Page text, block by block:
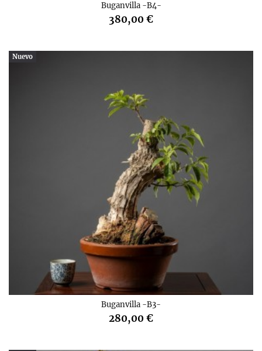
Buganvilla -B4-
380,00 €
Nuevo
Buganvilla -B3-
280,00 €